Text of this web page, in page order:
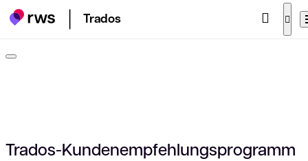
Trados
Trados-Kundenempfehlungsprogramm